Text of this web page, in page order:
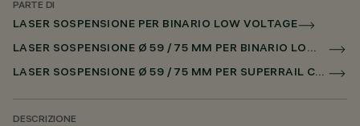
PARTE DI
LASER SOSPENSIONE PER BINARIO LOW VOLTAGE
LASER SOSPENSIONE Ø 59 / 75 MM PER BINARIO LOW VOLTAGE CASAMBI
LASER SOSPENSIONE Ø 59 / 75 MM PER SUPERRAIL CASAMBI
DESCRIZIONE